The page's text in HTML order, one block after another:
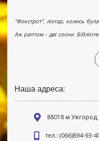
"Фокстрот", ліхтар, колись
Аж раптом - дві сосни.
Наша адреса:
88018 м
тел.: (066)894-93-